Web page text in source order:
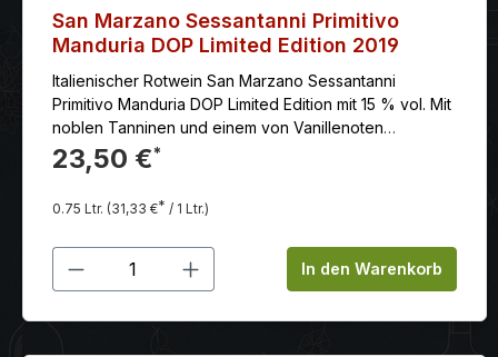
San Marzano Sessantanni Primitivo
Manduria DOP Limited Edition 2019
Italienischer Rotwein San Marzano Sessantanni
Primitivo Manduria DOP Limited Edition mit 15 % vol. Mit
noblen Tanninen und einem von Vanillenoten
begleiteten langem Abgang.
23,50 €*
0.75 Ltr. (31,33 €* / 1 Ltr.)
Produkt Anzahl: Gib denIn den Warenkorb